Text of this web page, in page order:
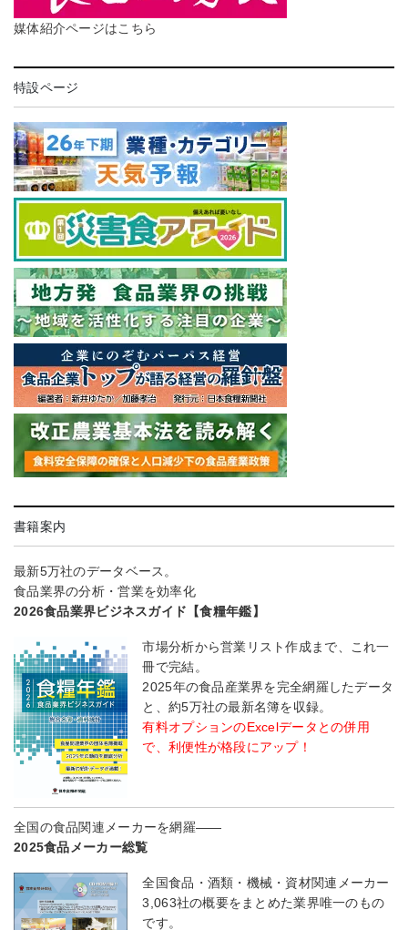
媒体紹介ページはこちら
特設ページ
書籍案内
最新5万社のデータベース。
食品業界の分析・営業を効率化
2026食品業界ビジネスガイド【食糧年鑑】
市場分析から営業リスト作成まで、これ一
冊で完結。
2025年の食品産業界を完全網羅したデータ
と、約5万社の最新名簿を収録。
有料オプションのExcelデータとの併用
で、利便性が格段にアップ！
全国の食品関連メーカーを網羅――
2025食品メーカー総覧
全国食品・酒類・機械・資材関連メーカー
3,063社の概要をまとめた業界唯一のもの
です。